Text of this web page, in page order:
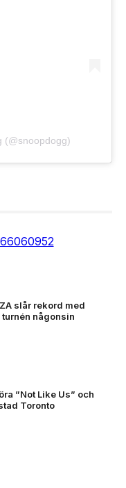
(@snoopdogg)
slår rekord med
någonsin
”Not Like Us” och
Toronto